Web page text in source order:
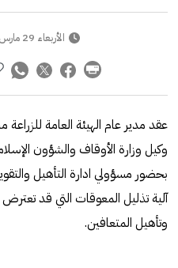
الأربعاء 29 مارس 2023
عقد مدير عام الهيئة العامة
وكيل وزارة الأوقاف والشؤون
بحضور مسؤولي ادارة التأهيل
آلية تذليل المعوقات التي قد
وتأهيل المتعافين.